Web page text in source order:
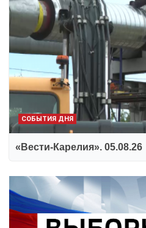
СОБЫТИЯ ДНЯ
«Вести-Карелия». 05.08.26